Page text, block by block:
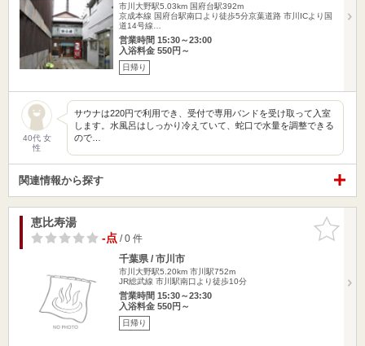
市川大野駅5.03km 国府台駅392m
京成本線 国府台駅南口より徒歩5分京葉道路 市川ICより国
道14号線…
営業時間 15:30～23:00
入浴料金 550円～
日帰り
40代 女
性
サウナは220円で利用でき、受付で専用バンドを受け取って入室
します。水風呂はしっかり冷えていて、蛇口で水量を調整できる
ので…
関連情報から探す
お気に入
りに追加
恵比寿湯
-点/ 0 件
千葉県 / 市川市
市川大野駅5.20km 市川駅752m
JR総武線 市川駅南口より徒歩10分
営業時間 15:30～23:30
入浴料金 550円～
日帰り